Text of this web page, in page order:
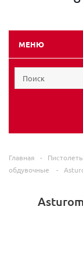
МЕНЮ
Главная -
обдувочные
-